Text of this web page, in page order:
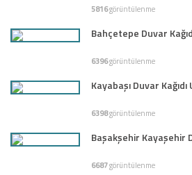
5816görüntülenme
Bahçetepe Duvar
6396görüntülenme
Kayabaşı Duvar
6398görüntülenme
Başakşehir Kayaşehir
6687görüntülenme